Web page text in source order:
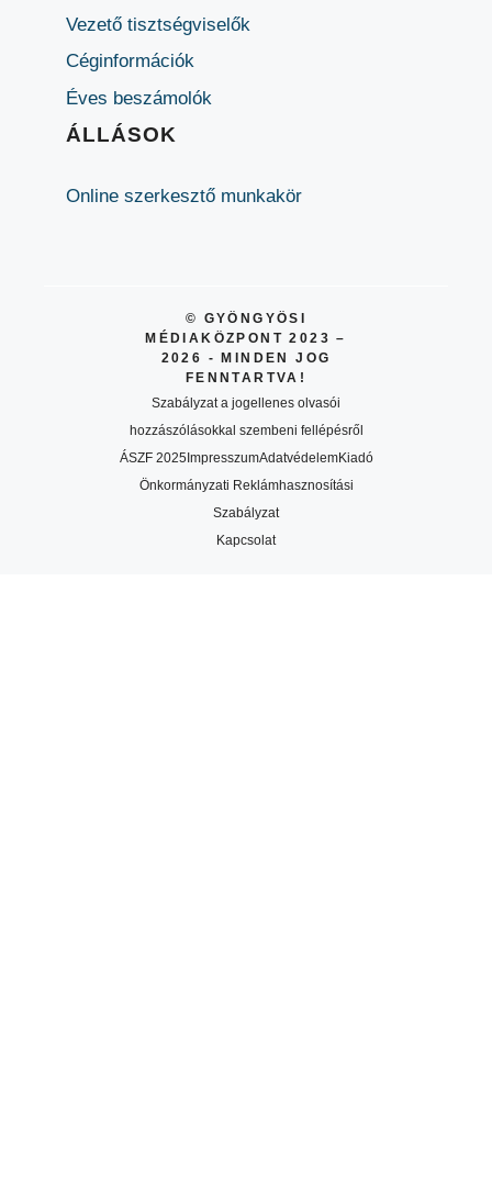
Vezető tisztségviselők
Céginformációk
Éves beszámolók
ÁLLÁSOK
Online szerkesztő munkakör
© GYÖNGYÖSI
MÉDIAKÖZPONT 2023 –
2026 - MINDEN JOG
FENNTARTVA!
Szabályzat a jogellenes olvasói
hozzászólásokkal szembeni fellépésről
ÁSZF 2025ImpresszumAdatvédelemKiadó
Önkormányzati Reklámhasznosítási
Szabályzat
Kapcsolat